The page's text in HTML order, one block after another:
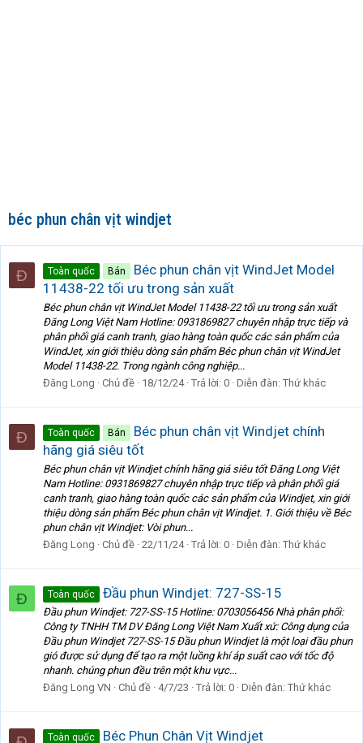
béc phun chân vịt windjet
Đ Toàn quốc Bán
Béc phun chân vịt WindJet Model
11438-22 tối ưu trong sản xuất
Béc phun chân vịt WindJet Model 11438-22 tối ưu trong sản xuất
Đăng Long Việt Nam Hotline: 0931869827 chuyên nhập trực tiếp và
phân phối giá canh tranh, giao hàng toàn quốc các sản phẩm của
WindJet, xin giới thiệu dòng sản phẩm Béc phun chân vịt WindJet
Model 11438-22. Trong ngành công nghiệp...
Đăng Long
Chủ đề 18/12/24 Trả lời: 0 Diễn đàn: Thứ khác
Đ Toàn quốc Bán
Béc phun chân vịt Windjet chính
hãng giá siêu tốt
Béc phun chân vịt Windjet chính hãng giá siêu tốt Đăng Long Việt
Nam Hotline: 0931869827 chuyên nhập trực tiếp và phân phối giá
canh tranh, giao hàng toàn quốc các sản phẩm của Windjet, xin giới
thiệu dòng sản phẩm Béc phun chân vịt Windjet. 1. Giới thiệu về Béc
phun chân vịt Windjet: Vòi phun...
Đăng Long
Chủ đề 22/11/24 Trả lời: 0 Diễn đàn: Thứ khác
Đ Toàn quốc Đầu phun Windjet: 727-SS-15
Đầu phun Windjet: 727-SS-15 Hotline: 0703056456 Nhà phân phối:
Công ty TNHH TM DV Đăng Long Việt Nam Xuất xứ: Công dụng của
Đầu phun Windjet 727-SS-15 Đầu phun Windjet là một loại đầu phun
gió được sử dụng để tạo ra một luồng khí áp suất cao với tốc độ
nhanh. chúng phun đều trên một khu vực...
Đăng Long VN
Chủ đề 4/7/23 Trả lời: 0 Diễn đàn: Thứ khác
Toàn quốc Béc Phun Chân Vịt Windjet